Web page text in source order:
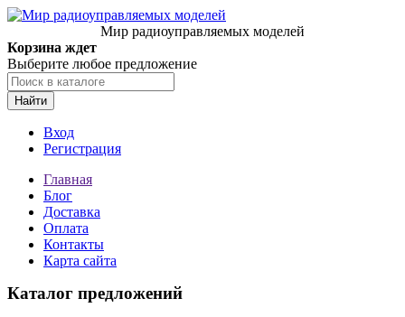
Мир радиоуправляемых моделей
Корзина ждет
Выберите любое предложение
Найти
Вход
Регистрация
Главная
Блог
Доставка
Оплата
Контакты
Карта сайта
Каталог предложений